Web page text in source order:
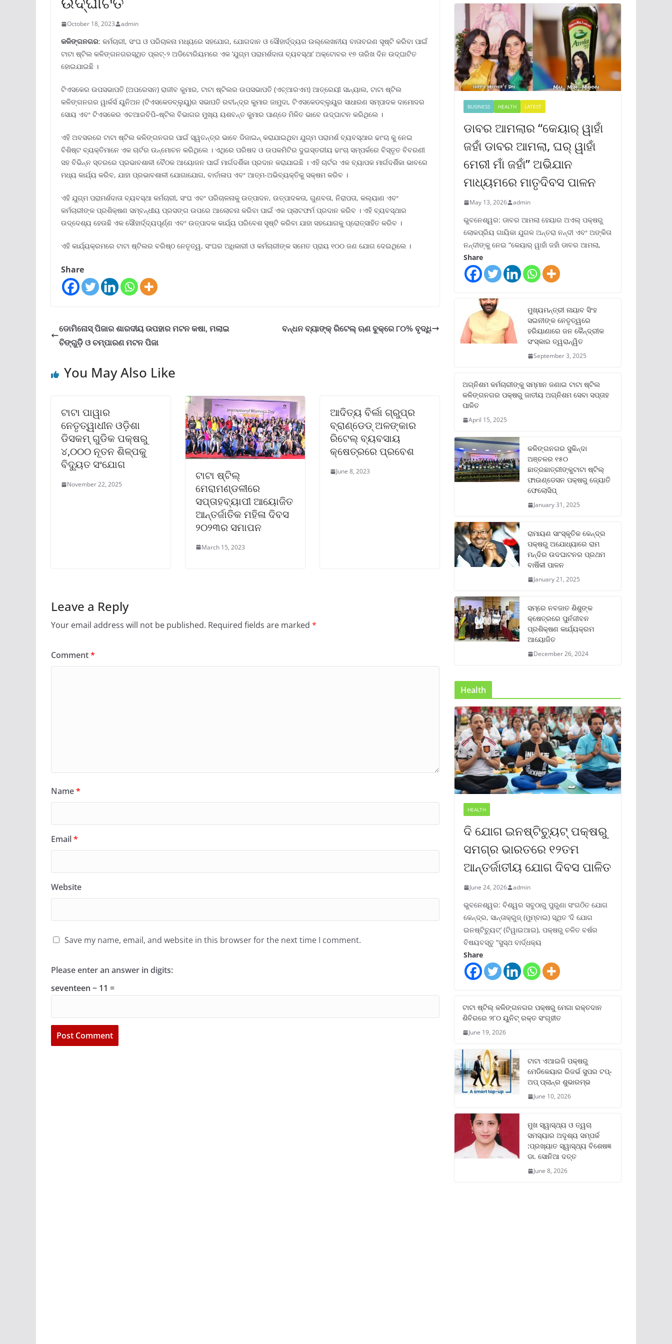
October 18, 2023 admin
କଳିଙ୍ଗନଗର: କର୍ମଚାରୀ, ସଂଘ ଓ ପରିଚାଳନା ମଧ୍ୟରେ ସହଯୋଗ, ଯୋଗଦାନ ଓ ସୌହାର୍ଦ୍ଦ୍ୟର ଉଲ୍ଲେଖନୀୟ ବାତାବରଣ ସୃଷ୍ଟି କରିବା ପାଇଁ
ଟାଟା ଷ୍ଟିଲ କଳିଙ୍ଗନଗରସ୍ଥିତ ପ୍ଲଟ୍‌-୨ ଅଡିଟୋରିୟମରେ ଏକ ‘ଯୁଗ୍ମ ପରାମର୍ଶଦାତା ବ୍ୟବସ୍ଥା’ ଅକ୍ଟୋବର ୧୭ ତାରିଖ ଦିନ ଉଦ୍‌ଘାଟିତ
ହୋଇଯାଇଛି ।
ଟିଏସକେର ଉପସଭାପତି (ଅପରେସନ) ରାଜୀବ କୁମାର, ଟାଟା ଷ୍ଟିଲର ଉପସଭାପତି (ଏଚ୍‌ଆରଏମ) ଆତ୍ରେୟୀ ସାନ୍ୟାଲ, ଟାଟା ଷ୍ଟିଲ
କଳିଙ୍ଗନଗର ୱାର୍କର୍ସ ୟୁନିଅନ (ଟିଏସକେଡବ୍ଲୁୟୁ)ର ସଭାପତି ରବୀନ୍ଦ୍ର କୁମାର ଜାମୁଦା, ଟିଏସକେଡବ୍ଲୁୟୁର ସାଧାରଣ ସମ୍ପାଦକ ଦାମୋଦର
ସୋୟ ଏବଂ ଟିଏସକେର ଏଚଆରବିପି–ଷ୍ଟିଲ ବିଭାଗର ମୁଖ୍ୟ ୟଶବନ୍ତ କୁମାର ପାଣ୍ଡେ ମିଳିତ ଭାବେ ଉଦ୍‌ଘାଟନ କରିଥିଲେ ।
ଏହି ଅବସରରେ ଟାଟା ଷ୍ଟିଲ କଳିଙ୍ଗନଗର ପାଇଁ ସ୍ୱତନ୍ତ୍ର ଭାବେ ଡିଜାଇନ୍ କରାଯାଇଥିବା ଯୁଗ୍ମ ପରାମର୍ଶ ବ୍ୟବସ୍ଥାର ଢାଂଚା କୁ ନେଇ
ବିଶିଷ୍ଟ ବ୍ୟକ୍ତିମାନେ ଏକ ଚାର୍ଟର ଉନ୍ମୋଚନ କରିଥିଲେ । ଏଥିରେ ପରିଷଦ ଓ ଉପକମିଟିର ଦୁଇସ୍ତରୀୟ ଢାଂଚା ସମ୍ପର୍କରେ ବିସ୍ତୃତ ବିବରଣୀ
ସହ ବିଭିନ୍ନ ସ୍ତରରେ ପ୍ରଭାବଶାଳୀ ବୈଠକ ଆୟୋଜନ ପାଇଁ ମାର୍ଗଦର୍ଶିକା ପ୍ରଦାନ କରାଯାଇଛି । ଏହି ଚାର୍ଟର ଏକ ବ୍ୟାପକ ମାର୍ଗଦର୍ଶିକା ଭାବରେ
ମଧ୍ୟ କାର୍ଯ୍ୟ କରିବ, ଯାହା ପ୍ରଭାବଶାଳୀ ଯୋଗାଯୋଗ, ବାର୍ତାଳାପ ଏବଂ ଆତ୍ମ-ଅଭିବ୍ୟକ୍ତିକୁ ସକ୍ଷମ କରିବ ।
ଏହି ଯୁଗ୍ମ ପରାମର୍ଶଦାତା ବ୍ୟବସ୍ଥା କର୍ମଚାରୀ, ସଂଘ ଏବଂ ପରିଚାଳନାକୁ ଉତ୍ପାଦନ, ଉତ୍ପାଦକତା, ଗୁଣବତା, ନିରାପତା, କଲ୍ୟାଣ ଏବଂ
କର୍ମଚାରୀଙ୍କ ପ୍ରଶିକ୍ଷଣ ସମ୍ବନ୍ଧୀୟ ପ୍ରସଙ୍ଗ ଉପରେ ଆଲୋଚନା କରିବା ପାଇଁ ଏକ ପ୍ଲାଟଫର୍ମ ପ୍ରଦାନ କରିବ । ଏହି ବ୍ୟବସ୍ଥାର
ଉଦ୍ଦେଶ୍ୟ ହେଉଛି ଏକ ସୌହାର୍ଦ୍ଦ୍ୟପୂର୍ଣ୍ଣ ଏବଂ ଉତ୍ପାଦକ କାର୍ଯ୍ୟ ପରିବେଶ ସୃଷ୍ଟି କରିବା ଯାହା ସହଯୋଗକୁ ପ୍ରୋତ୍ସାହିତ କରିବ ।
ଏହି କାର୍ଯ୍ୟକ୍ରମରେ ଟାଟା ଷ୍ଟିଲର ବରିଷ୍ଠ ନେତୃତ୍ୱ, ସଂଘର ଅଧିକାରୀ ଓ କର୍ମଚାରୀଙ୍କ ସମେତ ପ୍ରାୟ ୧୦୦ ଜଣ ଯୋଗ ଦେଇଥିଲେ ।
Share
ଡୋମିନୋସ୍‌ ପିଜାର ଶାରଦୀୟ ଉପହାର ମଟନ କଷା, ମଲାଇ
ଚିଙ୍ଗୁଡ଼ିି ଓ ଚମ୍ପାରଣ ମଟନ ପିଜା
ବନ୍ଧନ ବ୍ୟାଙ୍କ୍ ରିଟେଲ୍ ଋଣ ବୁକ୍‌ରେ ୮୦% ବୃଦ୍ଧି
You May Also Like
ଟାଟା ପାୱାର
ନେତୃତ୍ୱାଧୀନ ଓଡ଼ିଶା
ଡିସକମ୍ ଗୁଡିକ ପକ୍ଷରୁ
୪,୦୦୦ ନୂତନ ଶିଳ୍ପକୁ
ବିଦ୍ୟୁତ ସଂଯୋଗ
November 22, 2025
ଟାଟା ଷ୍ଟିଲ୍
ମେରାମଣ୍ଡଳୀରେ
ସପ୍ତାହବ୍ୟାପୀ ଆୟୋଜିତ
ଆନ୍ତର୍ଜାତିକ ମହିଳା ଦିବସ
୨୦୨୩ର ସମାପନ
March 15, 2023
ଆଦିତ୍ୟ ବିର୍ଲା ଗ୍ରୁପ୍‌ର
ବ୍ରାଣ୍ଡେଡ୍ ଅଳଙ୍କାର
ରିଟେଲ୍ ବ୍ୟବସାୟ
କ୍ଷେତ୍ରରେ ପ୍ରବେଶ
June 8, 2023
Leave a Reply
Your email address will not be published. Required fields are marked *
Comment*
Name*
Email*
Website
Save my name, email, and website in this browser for the next time I comment.
Please enter an answer in digits:
seventeen − 11 =
BUSINESS HEALTH LATEST
ଡାବର ଆମଲାର “କେୟାର୍ ୱାହାଁ
ଜହାଁ ଡାବର ଆମଲା, ଘର୍ ୱାହାଁ
ମେରୀ ମାଁ ଜହାଁ” ଅଭିଯାନ
ମାଧ୍ୟମରେ ମାତୃଦିବସ ପାଳନ
May 13, 2026 admin
ଭୁବନେଶ୍ୱର: ଡାବର ଆମଲା ହେୟାର ଅଏଲ୍ ପକ୍ଷରୁ
ଲୋକପ୍ରିୟ ଗାୟିକା ଯୁଗଳ ଅନ୍ତରା ନନ୍ଦୀ ଏବଂ ଅଙ୍କିତା
ନନ୍ଦୀଙ୍କୁ ନେଇ “କେୟାର୍ ୱାହାଁ ଜହାଁ ଡାବର ଆମଲା,
Share
ମୁଖ୍ୟମନ୍ତ୍ରୀ ନାୟାବ ସିଂହ
ସଇନୀଙ୍କ ନେତୃତ୍ୱରେ
ହରିୟାଣାରେ ଜନ କୈନ୍ଦ୍ରୀକ
ସଂସ୍କାର ତ୍ୱରାନ୍ୱିତ
September 3, 2025
ଅଗ୍ନିଶମ କର୍ମଚାରୀଙ୍କୁ ସମ୍ମାନ ଜଣାଇ ଟାଟା ଷ୍ଟିଲ
କଳିଙ୍ଗନଗର ପକ୍ଷରୁ ଜାତୀୟ ଅଗ୍ନିଶମ ସେବା ସପ୍ତାହ
ପାଳିତ
April 15, 2025
କଳିଙ୍ଗନଗର ସୁକିନ୍ଦା
ଅଞ୍ଚଳର ୧୫୦
ଛାତ୍ରଛାତ୍ରୀଙ୍କୁଟାଟା ଷ୍ଟିଲ୍
ଫାଉଣ୍ଡେସନ ପକ୍ଷରୁ ଜ୍ୟୋତି
ଫେଲୋସିପ୍‌
January 31, 2025
ରାମାୟଣ ସାଂସ୍କୃତିକ କେନ୍ଦ୍ର
ପକ୍ଷରୁ ଅଯୋଧ୍ୟାରେ ରାମ
ମନ୍ଦିର ଉଦଘାଟନର ପ୍ରଥମ
ବାର୍ଷିକୀ ପାଳନ
January 21, 2025
ସମ୍‌ରେ ନବଜାତ ଶିଶୁଙ୍କ
କ୍ଷେତ୍ରରେ ପୁର୍ନଜୀବନ
ପ୍ରଶିକ୍ଷଣ କାର୍ଯ୍ୟକ୍ରମ
ଆୟୋଜିତ
December 26, 2024
Health
HEALTH
ଦି ଯୋଗ ଇନଷ୍ଟିଚ୍ୟୁଟ୍ ପକ୍ଷରୁ
ସମଗ୍ର ଭାରତରେ ୧୨ତମ
ଆନ୍ତର୍ଜାତୀୟ ଯୋଗ ଦିବସ ପାଳିତ
June 24, 2026 admin
ଭୁବନେଶ୍ୱର: ବିଶ୍ୱର ସବୁଠାରୁ ପୁରୁଣା ସଂଗଠିତ ଯୋଗ
କେନ୍ଦ୍ର, ସାନ୍ତାକ୍ରୁଜ୍ (ମୁମ୍ବାଇ) ସ୍ଥିତ ‘ଦି ଯୋଗ
ଇନଷ୍ଟିଚ୍ୟୁଟ୍‌’ (ଟିୱାଇଆଇ), ପକ୍ଷରୁ ଚଳିତ ବର୍ଷର
ବିଷୟବସ୍ତୁ “ସୁସ୍ଥ ବାର୍ଦ୍ଧକ୍ୟ
Share
ଟାଟା ଷ୍ଟିଲ୍‌ କଳିଙ୍ଗନଗର ପକ୍ଷରୁ ମେଗା ରକ୍ତଦାନ
ଶିବିରରେ ୨୮୦ ୟୁନିଟ୍‌ ରକ୍ତ ସଂଗୃହୀତ
June 19, 2026
ଟାଟା ଏଆଇଜି ପକ୍ଷରୁ
ମେଡିକେୟାର ରିଜର୍ଭ ସୁପର ଟପ୍‌-
ଅପ୍ ପ୍ଲାନ୍‌ର ଶୁଭାରମ୍ଭ
June 10, 2026
ମୁଖ ସ୍ୱାସ୍ଥ୍ୟ ଓ ତ୍ୱଚା
ସମସ୍ୟାର ଅଦୃଶ୍ୟ ସମ୍ପର୍କ
:ପ୍ରଖ୍ୟାତ ସ୍ୱାସ୍ଥ୍ୟ ବିଶେଷଜ୍ଞ
ଡା. ସୋନିଆ ଦତ୍ତ
June 8, 2026